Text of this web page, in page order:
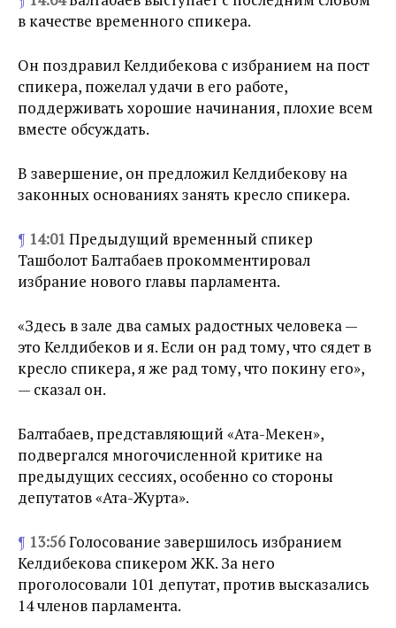
в качестве временного спикера.
Он поздравил Келдибекова с избранием на пост
спикера, пожелал удачи в его работе,
поддерживать хорошие начинания, плохие всем
вместе обсуждать.
В завершение, он предложил Келдибекову на
законных основаниях занять кресло спикера.
¶ 14:01 Предыдущий временный спикер
Ташболот Балтабаев прокомментировал
избрание нового главы парламента.
«Здесь в зале два самых радостных человека —
это Келдибеков и я. Если он рад тому, что сядет в
кресло спикера, я же рад тому, что покину его»,
— сказал он.
Балтабаев, представляющий «Ата-Мекен»,
подвергался многочисленной критике на
предыдущих сессиях, особенно со стороны
депутатов «Ата-Журта».
¶ 13:56Голосование завершилось избранием
Келдибекова спикером ЖК. За него
проголосовали 101 депутат, против высказались
14 членов парламента.